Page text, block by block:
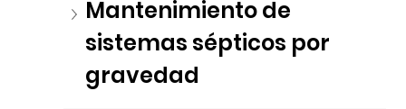
Mantenimiento de
sistemas sépticos por
gravedad